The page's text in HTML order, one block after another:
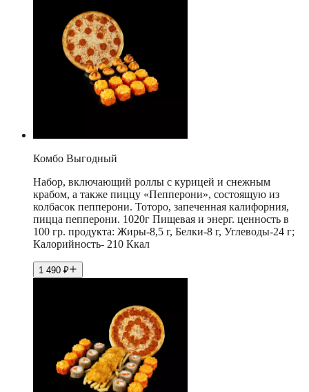
Комбо Выгодный
Набор, включающий роллы с курицей и снежным
крабом, а также пиццу «Пепперони», состоящую из
колбасок пепперони. Тоторо, запеченная калифорния,
пицца пепперони. 1020г Пищевая и энерг. ценность в
100 гр. продукта: Жиры-8,5 г, Белки-8 г, Углеводы-24 г;
Калорийность- 210 Ккал
1 490 ₽